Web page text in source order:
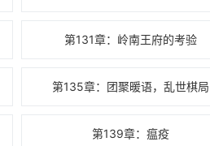
第131章：岭南王府的考验
第135章：团聚暖语，乱世棋局
第139章：瘟疫